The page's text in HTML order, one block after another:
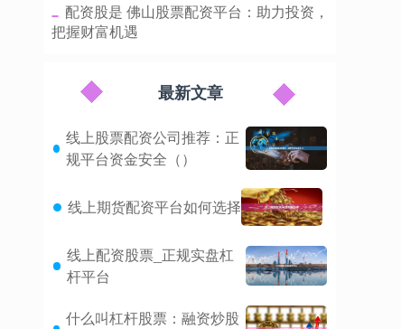
​配资股是 佛山股票配资平台：助力投资，
把握财富机遇
最新文章
线上股票配资公司推荐：正
规平台资金安全（）
线上期货配资平台如何选择
线上配资股票_正规实盘杠
杆平台
什么叫杠杆股票：融资炒股